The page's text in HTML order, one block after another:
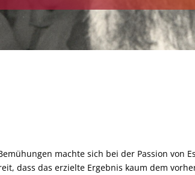
machte sich bei der Passion von
dass das erzielte Ergebnis kaum dem